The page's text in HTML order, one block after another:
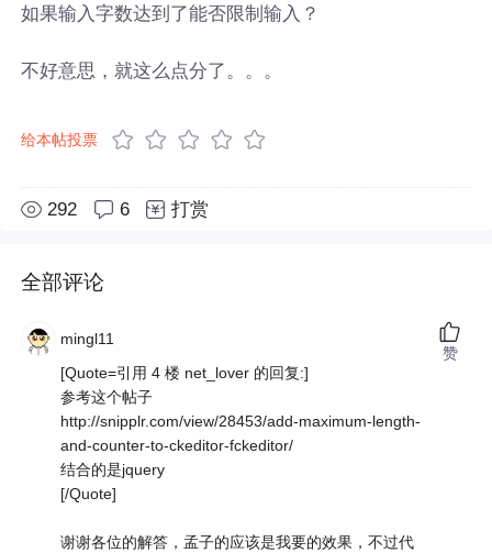
如果输入字数达到了能否限制输入？
不好意思，就这么点分了。。。
给本帖投票
292 6 打赏
全部评论
mingl11
[Quote=引用 4 楼 net_lover 的回复:]
参考这个帖子
http://snipplr.com/view/28453/add-maximum-length-
and-counter-to-ckeditor-fckeditor/
结合的是jquery
[/Quote]
谢谢各位的解答，孟子的应该是我要的效果，不过代
赞